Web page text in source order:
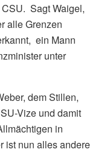
CSU. Sagt Waigel,
alle Grenzen
ein Mann
unter
dem Stillen,
Vize und damit
in
ist nun alles andere